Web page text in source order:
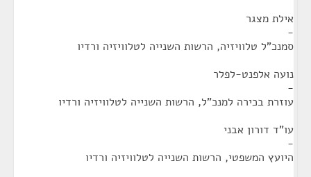
אילת מצגר
-
סמנכ"ל טלוויזיה, הרשות השנייה לטלוויזיה ורדיו
נועה אלפנט-לפלר
-
עוזרת בכירה למנכ"ל, הרשות השנייה לטלוויזיה ורדיו
עו"ד דורון אבני
-
היועץ המשפטי, הרשות השנייה לטלוויזיה ורדיו